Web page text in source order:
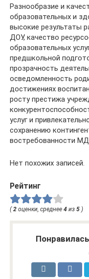
Разнообразие и
образовательных и
высокие результаты
ДОУ, качество
образовательных
предшкольной
прозрачность
осведомленность
достижениях
росту престижа
услуг и
сохранению
востребованности
Нет похожих записей.
Рейтинг
(2 оценки, среднее 4 из 5 )